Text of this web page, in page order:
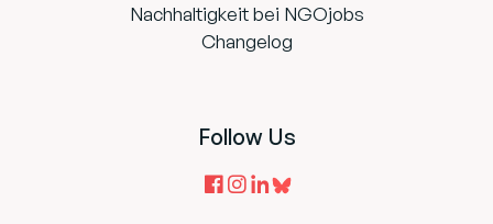
Nachhaltigkeit bei NGOjobs
Changelog
Follow Us